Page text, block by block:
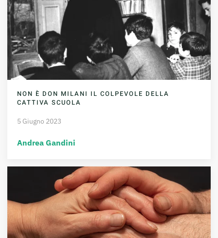
NON È DON MILANI IL COLPEVOLE DELLA
CATTIVA SCUOLA
5 Giugno 2023
Andrea Gandini